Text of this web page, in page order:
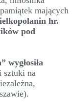
mających
hr.
pod
wygłosiła
sztuki na